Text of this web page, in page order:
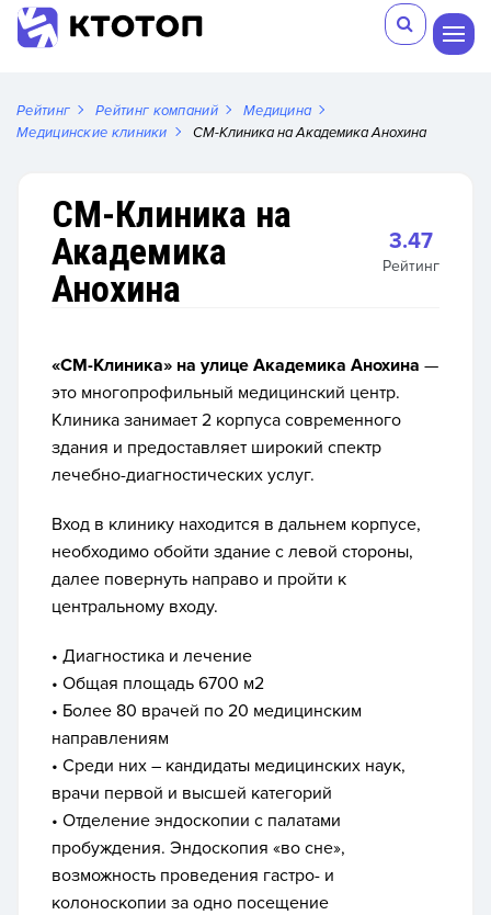
Рейтинг Рейтинг компаний
Медицина
Медицинские клиники
СМ-Клиника на Академика Анохина
СМ-Клиника на
Академика
Анохина
3.47
Рейтинг
«СМ-Клиника» на улице Академика Анохина —
это многопрофильный медицинский центр.
Клиника занимает 2 корпуса современного
здания и предоставляет широкий спектр
лечебно-диагностических услуг.
Вход в клинику находится в дальнем корпусе,
необходимо обойти здание с левой стороны,
далее повернуть направо и пройти к
центральному входу.
• Диагностика и лечение
• Общая площадь 6700 м2
• Более 80 врачей по 20 медицинским
направлениям
• Среди них – кандидаты медицинских наук,
врачи первой и высшей категорий
• Отделение эндоскопии с палатами
пробуждения. Эндоскопия «во сне»,
возможность проведения гастро- и
колоноскопии за одно посещение